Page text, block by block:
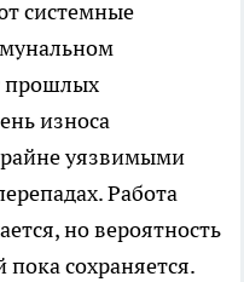
системные
прошлых
износа
уязвимыми
Работа
но вероятность
сохраняется.